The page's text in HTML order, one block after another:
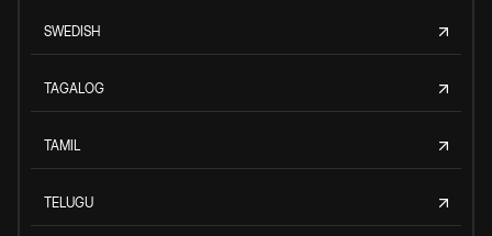
SWEDISH
TAGALOG
TAMIL
TELUGU